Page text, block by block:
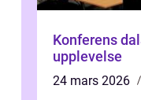
Konferens dalarna när
upplevelse
24 mars 2026